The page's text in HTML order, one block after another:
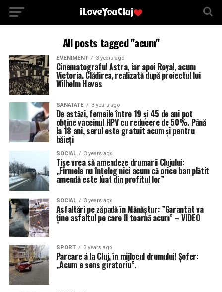
All posts tagged "acum"
EVENIMENT 3 years ago
Cinematograful Astra, iar apoi Royal, acum
Victoria. Clădirea, realizată după proiectul lui
Wilhelm Heves
SANATATE 3 years ago
De astăzi, femeile între 19 şi 45 de ani pot
obține vaccinul HPV cu reducere de 50%. Până
la 18 ani, serul este gratuit acum și pentru
băieți
SOCIAL 3 years ago
Tișe vrea să amendeze drumarii Clujului:
„Firmele nu înțeleg nici acum că orice ban plătit
amendă este luat din profitul lor”
SOCIAL 3 years ago
Asfaltări pe zăpadă în Mănăștur: ”Garantat va
ține asfaltul pe care îl toarnă acum” – VIDEO
SPORT 3 years ago
Parcare á la Cluj, în mijlocul drumului! Șofer:
„Acum e sens giratoriu”.